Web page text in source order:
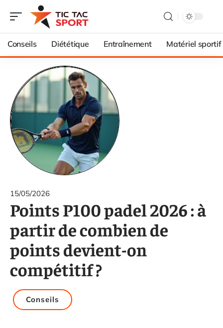
Conseils Diététique Entraînement Matériel sportif
15/05/2026
Points P100 padel 2026 : à
partir de combien de
points devient-on
compétitif ?
Conseils